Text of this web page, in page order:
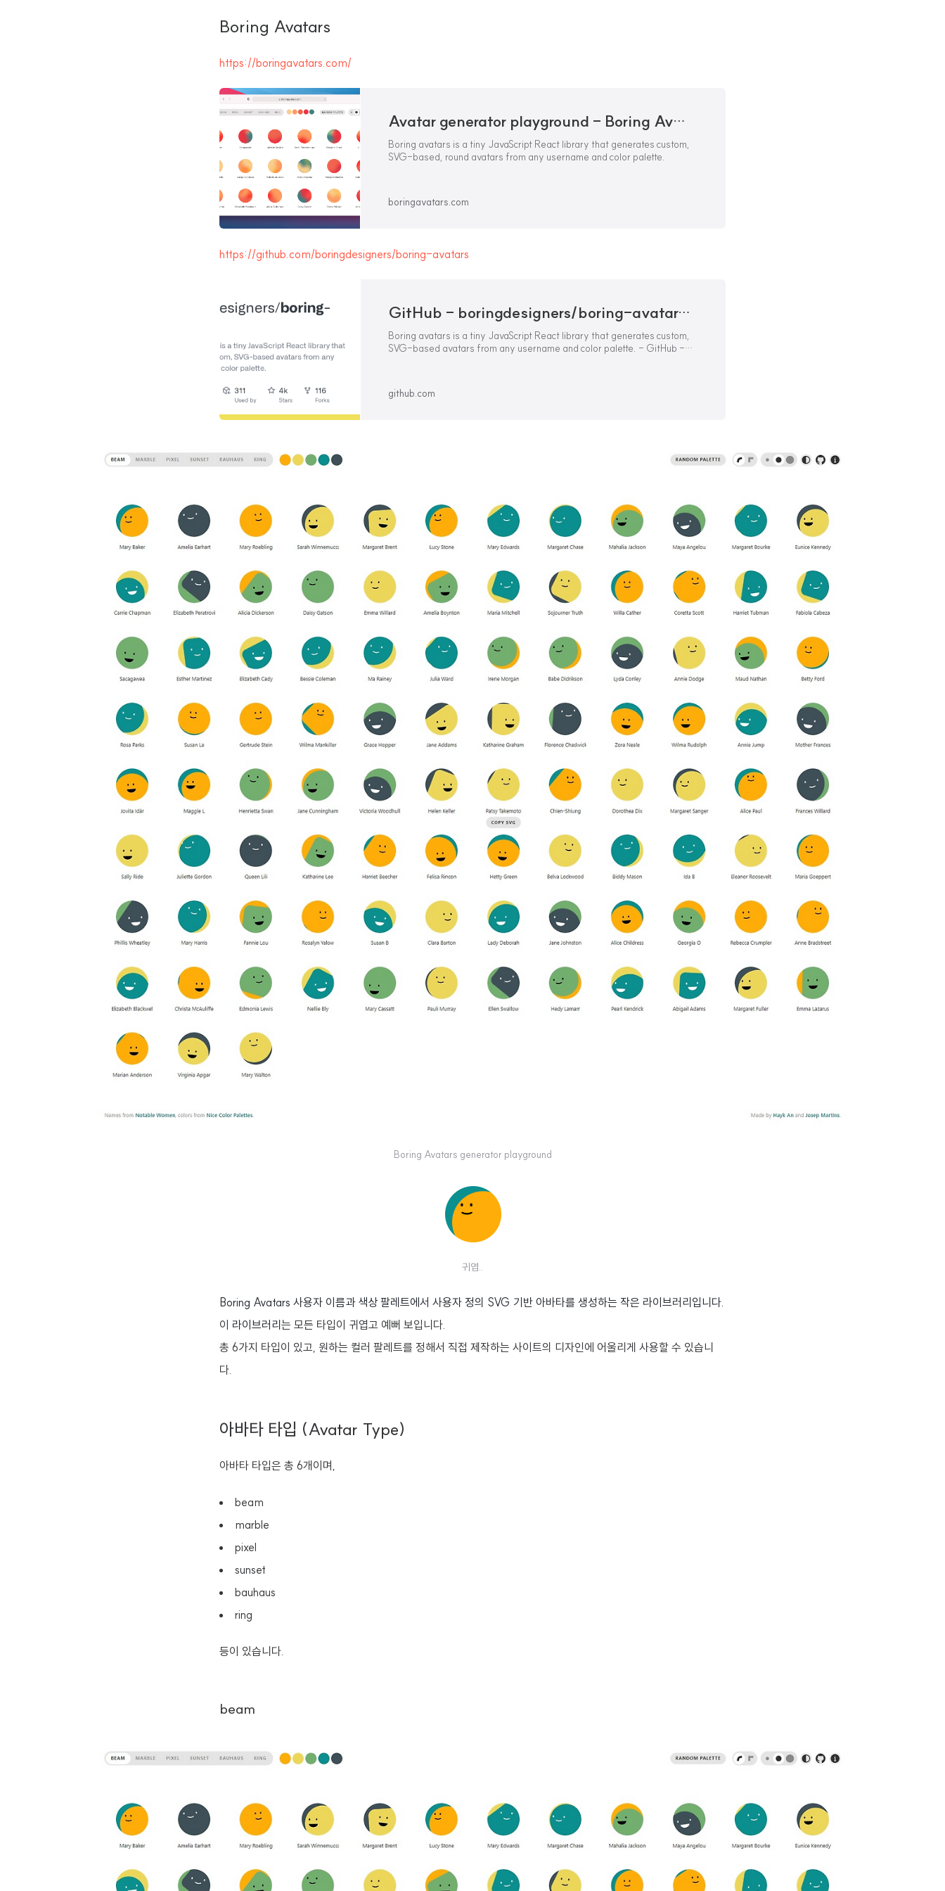
Boring Avatars
https://boringavatars.com/
Avatar generator playground - Boring Avatars
Boring avatars is a tiny JavaScript React library that generates custom,
SVG-based, round avatars from any username and color palette.
boringavatars.com
https://github.com/boringdesigners/boring-avatars
GitHub - boringdesigners/boring-avatars: Boring avatars is a tiny JavaScript React library that generates custom, SVG-based avat
Boring avatars is a tiny JavaScript React library that generates custom,
SVG-based avatars from any username and color palette. - GitHub -
github.com
Boring Avatars generator playground
귀엽..
Boring Avatars 사용자 이름과 색상 팔레트에서 사용자 정의 SVG 기반 아바타를 생성하는 작은 라이브러리입니다.
이 라이브러리 는 모든 타입이 귀엽고 예뻐 보입니다.
총 6가지 타입이 있고, 원하는 컬러 팔레트를 정해서 직접 제작하는 사이트의 디자인에 어울리게 사용할 수 있습니
다.
아바타 타입 (Avatar Type)
아바타 타입은 총 6개이며,
beam
marble
pixel
sunset
bauhaus
ring
등이 있습니다.
beam